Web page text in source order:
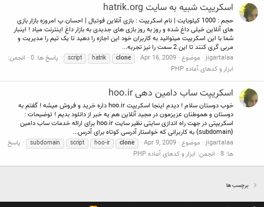
اسکریپت شبیه به سایت hatrik.org
حجم : 1000 کیلوبایت | نام اسکریپت : بازی آنلاین فوتبال | احسان.پ امروزه بازار بازی
های آنلاین خیلی داغ شده و روز به روز بازی های جدیدی به بازار داغ اینترنت میاد ! اینبار
شما با این اسکریپت میتوانید به کاربران خود این اجازه را دهید تا یک تیم را مدیریت و
مربی گری کنند تا این 2 سمت را نیز تجربه...
jigartalaa موضوع Apr 16, 2009
clone
hatrik
script پاسخ ها: 0
انجمن:
ابزار و کدهای آماده PHP
اسکریپت ساب دامین دهی hoo.ir
خوب دوستان سلام ! دیدم اینجا اسکریپت hoo.ir داره خرید و فروش میشه ! گفتم به
دوستان و هموطنان عزیزمون در مجید آنلاین هم یه خبر از دانلود بدیم ! توضیحات :
اسکریپتی در جهت راه اندازی سایتی نظیر سایت hoo.ir برای ارائه خدمات ساب دامین
{subdomain} به کاربرانی که خواستار آدرسی کوتاه برای آدرس...
jigartalaa موضوع Apr 9, 2009
clone
hoo-ir
script
subdomain
پاسخ
ها: 8
انجمن: ابزار و کدهای آماده PHP
برچسب ها